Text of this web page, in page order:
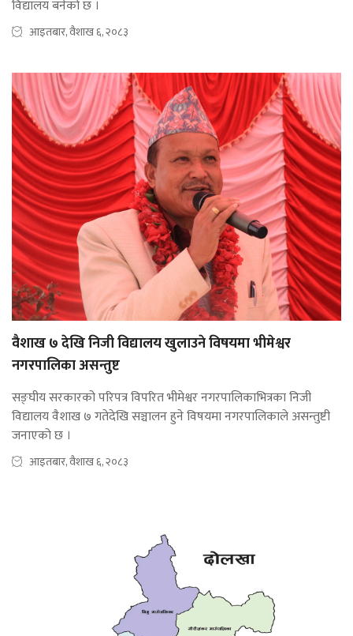
विद्यालय बनेको छ ।
आइतबार, वैशाख ६, २०८३
वैशाख ७ देखि निजी विद्यालय खुलाउने विषयमा भीमेश्वर
नगरपालिका असन्तुष्ट
सङ्घीय सरकारको परिपत्र विपरित भीमेश्वर नगरपालिकाभित्रका निजी
विद्यालय वैशाख ७ गतेदेखि सञ्चालन हुने विषयमा नगरपालिकाले असन्तुष्टी
जनाएको छ ।
आइतबार, वैशाख ६, २०८३